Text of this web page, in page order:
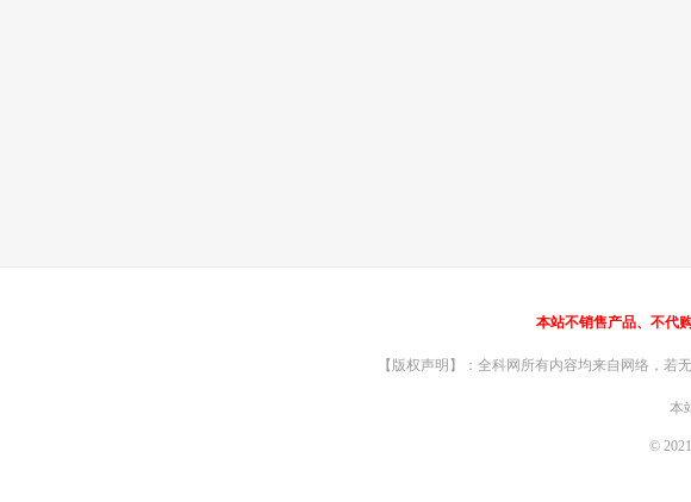
本站不销售产品、不代
【版权声明】：全科网所有内容均来自网络，若
本
©